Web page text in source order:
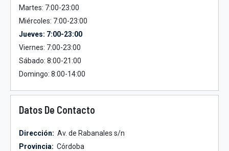
Martes: 7:00-23:00
Miércoles: 7:00-23:00
Jueves: 7:00-23:00
Viernes: 7:00-23:00
Sábado: 8:00-21:00
Domingo: 8:00-14:00
Datos De Contacto
Dirección: Av. de Rabanales s/n
Provincia: Córdoba